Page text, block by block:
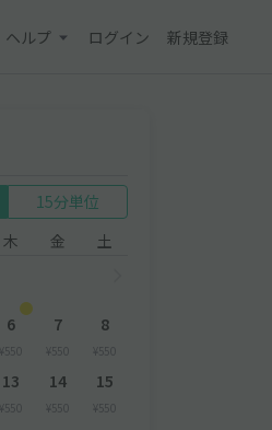
ヘルプ ログイン 新規登録
15分単位
木 金
土
6
¥550
7
¥550
8
¥550
13
¥550
14
¥550
15
¥550